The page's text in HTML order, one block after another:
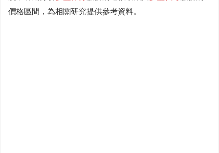
價格區間，為相關研究提供參考資料。